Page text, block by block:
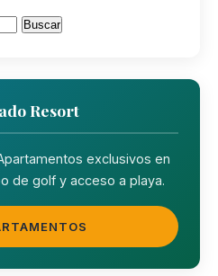
Resort
exclusivos en
de golf y acceso a playa.